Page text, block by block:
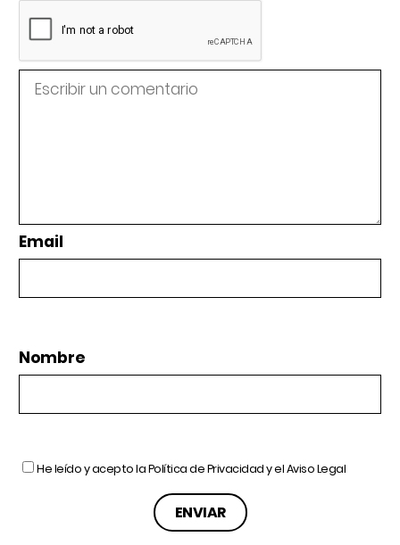
Email
Nombre
He leído y acepto laPolítica de Privacidady elAviso Legal